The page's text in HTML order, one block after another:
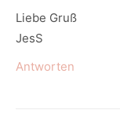
Liebe Gruß
JesS
Antworten